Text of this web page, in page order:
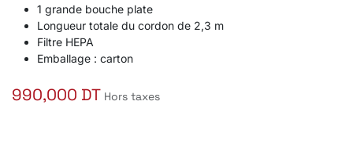
1 grande bouche plate
Longueur totale du cordon de 2,3 m
Filtre HEPA
Emballage : carton
990,000 DT Hors taxes